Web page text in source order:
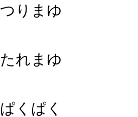
つりまゆ
たれまゆ
ぱくぱく